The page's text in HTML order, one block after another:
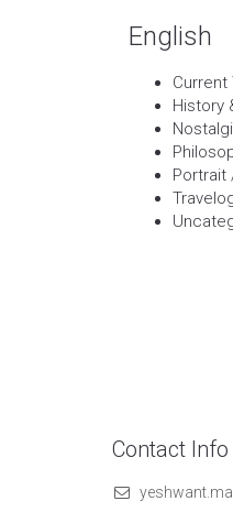
English
Current
History
Portrait
Contact Info